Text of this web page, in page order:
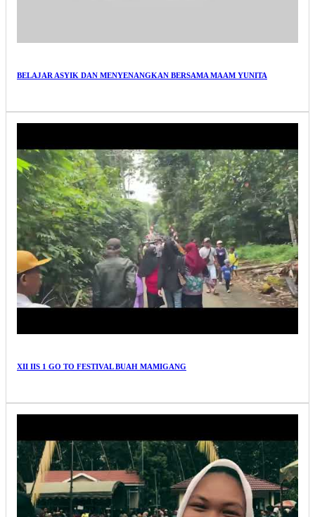
BELAJAR ASYIK DAN MENYENANGKAN BERSAMA MAAM YUNITA
XII IIS 1 GO TO FESTIVAL BUAH MAMIGANG